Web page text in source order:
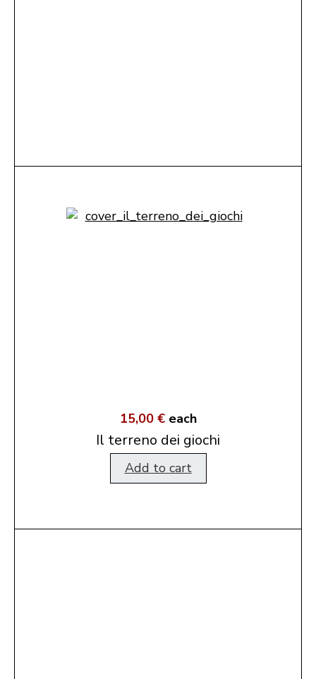
15,00 € each
Il terreno dei giochi
Add to cart